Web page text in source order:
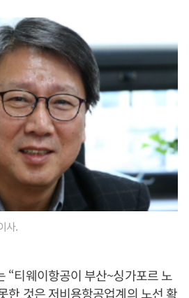
사.
“티웨이항공이 부산~싱가포르 노
한 것은 저비용항공업계의 노선 확